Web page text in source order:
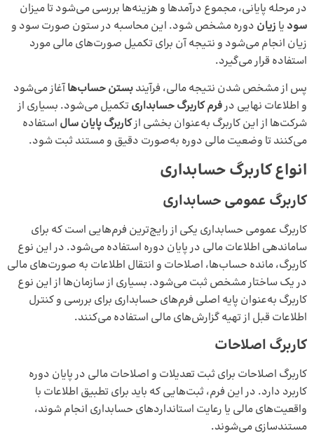
در مرحله پایانی، مجموع درآمدها و هزینه‌ها بررسی می‌شود تا میزان
سود یا زیان دوره مشخص شود. این محاسبه در ستون صورت سود و
زیان انجام می‌شود و نتیجه آن برای تکمیل صورت‌های مالی مورد
استفاده قرار می‌گیرد.
پس از مشخص شدن نتیجه مالی، فرآیندبستن حساب‌هاآغاز می‌شود
و اطلاعات نهایی در فرم کاربرگ حسابداری تکمیل می‌شود. بسیاری از
شرکت‌ها از این کاربرگ به‌عنوان بخشی ازکاربرگ پایان سال استفاده
می‌کنند تا وضعیت مالی دوره به‌صورت دقیق و مستند ثبت شود.
انواع کاربرگ حسابداری
کاربرگ عمومی حسابداری
کاربرگ عمومی حسابداری یکی از رایج‌ترین فرم‌هایی است که برای
ساماندهی اطلاعات مالی در پایان دوره استفاده می‌شود. در این نوع
کاربرگ، مانده حساب‌ها، اصلاحات و انتقال اطلاعات به صورت‌های مالی
در یک ساختار مشخص ثبت می‌شود. بسیاری از سازمان‌ها از این نوع
کاربرگ به‌عنوان پایه اصلی فرم‌های حسابداری برای بررسی و کنترل
اطلاعات قبل از تهیه گزارش‌های مالی استفاده می‌کنند.
کاربرگ اصلاحات
کاربرگ اصلاحات برای ثبت تعدیلات و اصلاحات مالی در پایان دوره
کاربرد دارد. در این فرم، ثبت‌هایی که باید برای تطبیق اطلاعات با
واقعیت‌های مالی یا رعایت استانداردهای حسابداری انجام شوند،
مستندسازی می‌شوند.